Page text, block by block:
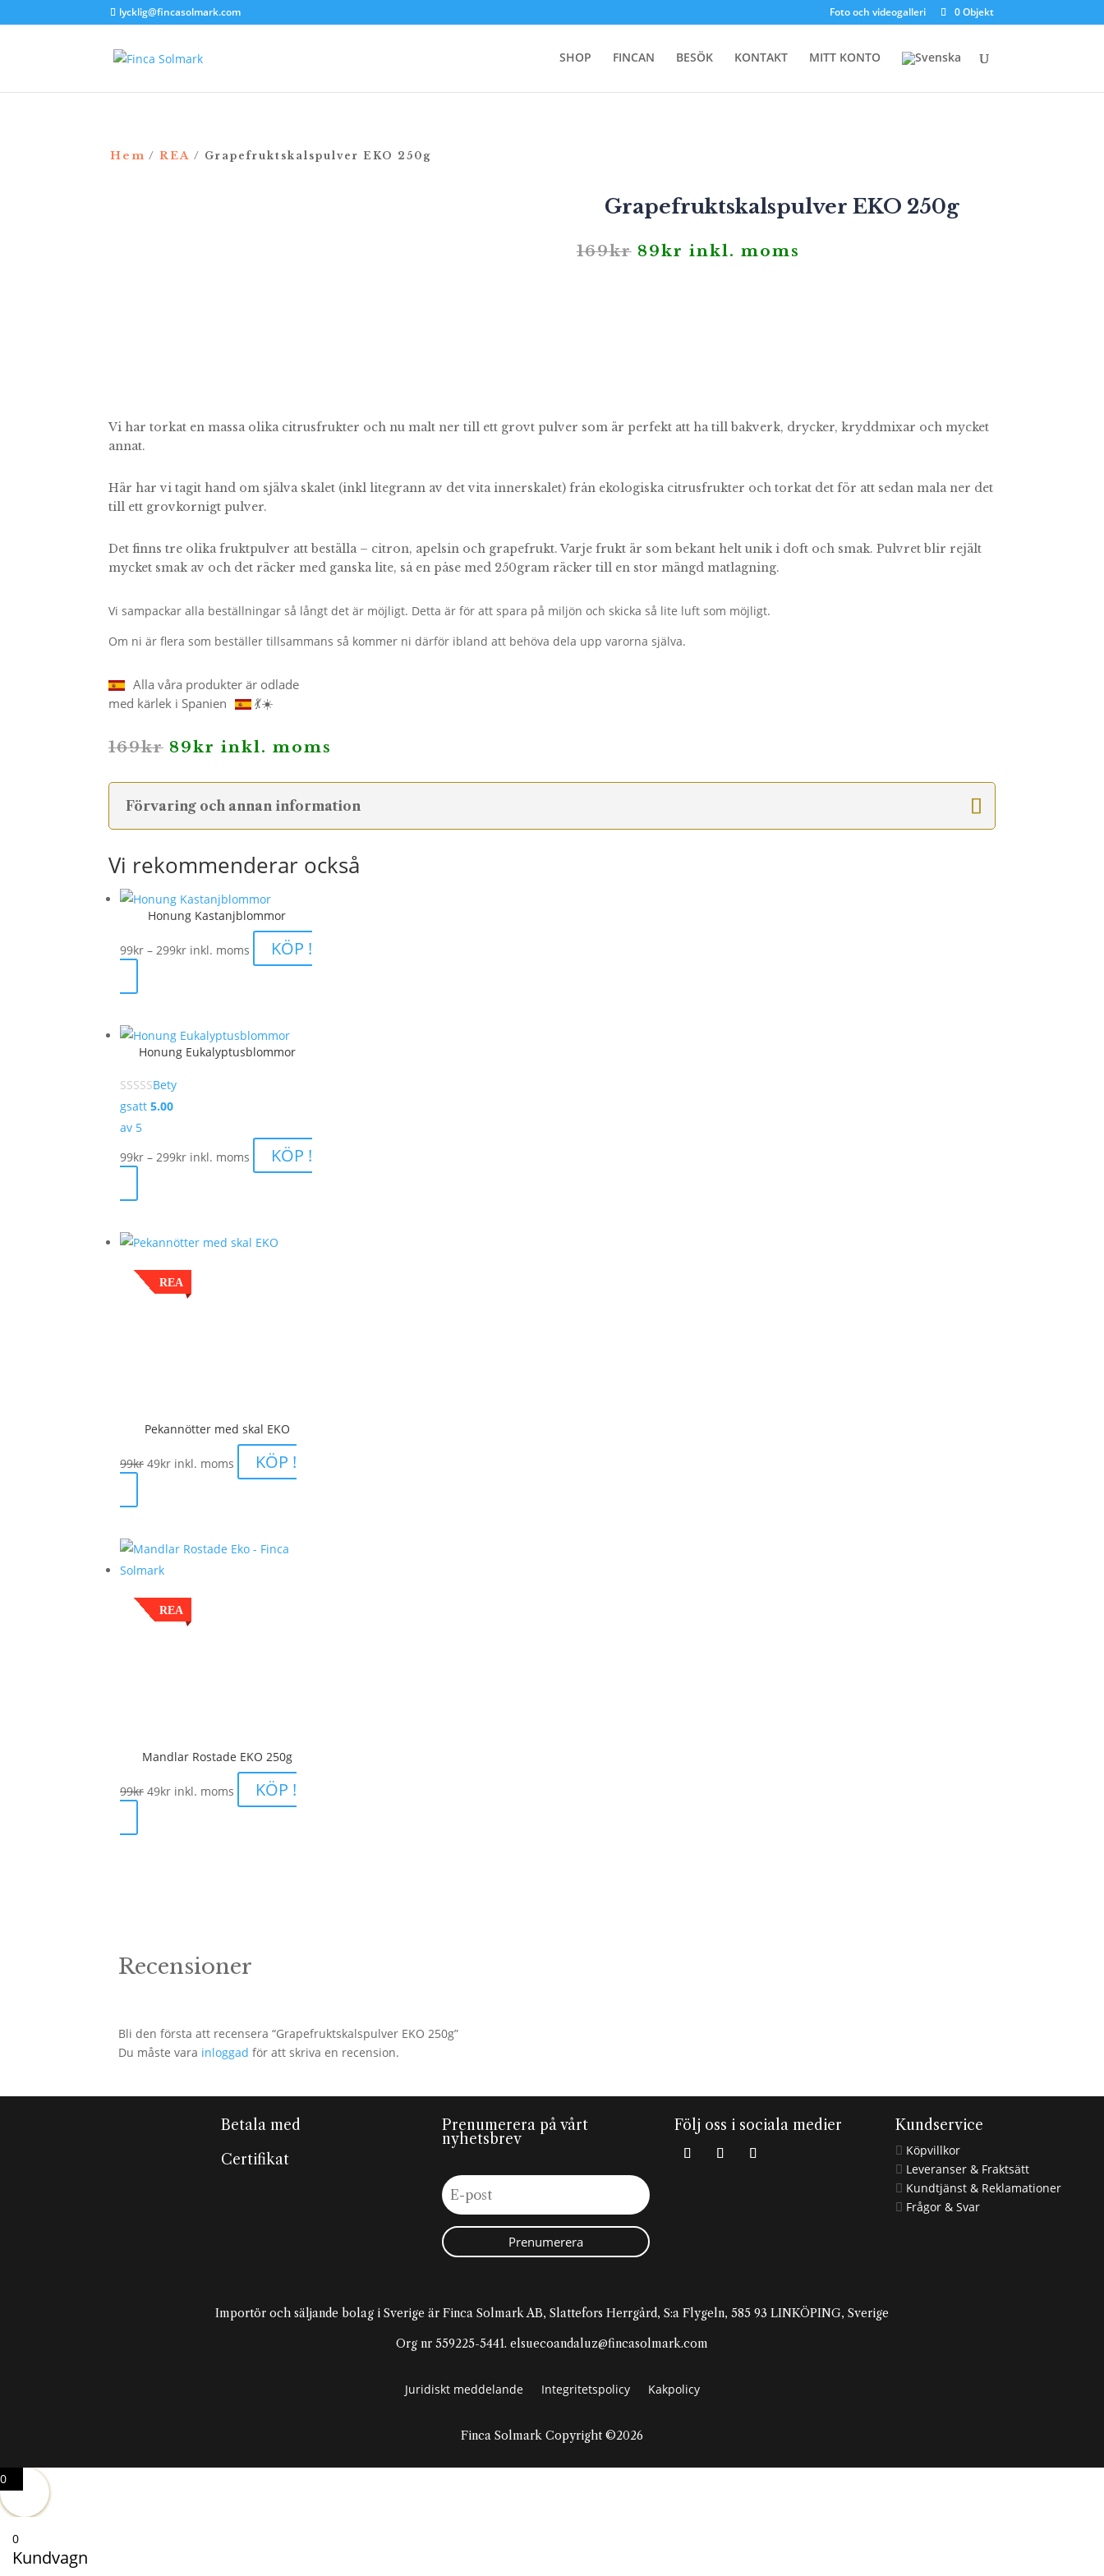
lycklig@fincasolmark.com Foto och videogalleri 0 Objekt
SHOP FINCAN BESÖK KONTAKT MITT KONTO
Hem / REA / Grapefruktskalspulver EKO 250g
Grapefruktskalspulver EKO 250g
169kr Det
89kr Det
inkl. moms
Vi har torkat en massa olika citrusfrukter och nu malt ner till ett grovt pulver som är perfekt att ha till bakverk, drycker, kryddmixar och mycket
annat.
Här har vi tagit hand om själva skalet (inkl litegrann av det vita innerskalet) från ekologiska citrusfrukter och torkat det för att sedan mala ner det
till ett grovkornigt pulver.
Det finns tre olika fruktpulver att beställa – citron, apelsin och grapefrukt. Varje frukt är som bekant helt unik i doft och smak. Pulvret blir rejält
mycket smak av och det räcker med ganska lite, så en påse med 250gram räcker till en stor mängd matlagning.
Vi sampackar alla beställningar så långt det är möjligt. Detta är för att spara på miljön och skicka så lite luft som möjligt.
Om ni är flera som beställer tillsammans så kommer ni därför ibland att behöva dela upp varorna själva.
Alla våra produkter är odlade
med kärlek i Spanien
💃☀️
169kr Det
169kr.
89kr Det
89kr.
inkl. moms
Förvaring och annan information
Vi rekommenderar också
Honung Kastanjblommor
99kr – 299kr Prisintervall:
inkl. moms KÖP !
Honung Eukalyptusblommor
Bety
gsatt 5.00
av 5
99kr – 299kr Prisintervall:
inkl. moms KÖP !
REA
Pekannötter med skal EKO
99kr Det
99kr.
49kr Det
49kr.
inkl. moms KÖP !
REA
Mandlar Rostade EKO 250g
99kr Det
49kr Det
inkl. moms KÖP !
Recensioner
Bli den första att recensera “Grapefruktskalspulver EKO 250g”
Du måste vara inloggad för att skriva en recension.
Betala med
Certifikat
Prenumerera på vårt
nyhetsbrev
Prenumerera
Följ oss i sociala medier Kundservice
 Köpvillkor
 Leveranser & Fraktsätt
 Kundtjänst & Reklamationer
 Frågor & Svar
Importör och säljande bolag i Sverige är Finca Solmark AB, Slattefors Herrgård, S:a Flygeln, 585 93 LINKÖPING, Sverige
Org nr 559225-5441. elsuecoandaluz@fincasolmark.com
Juridiskt meddelande Integritetspolicy Kakpolicy
Finca Solmark Copyright ©2026
0
0
Kundvagn